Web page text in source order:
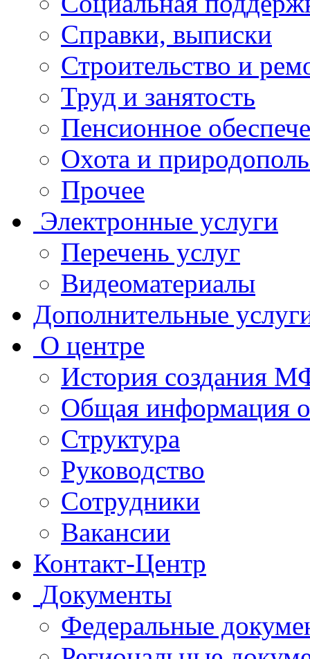
Справки, выписки
Строительство и
Труд и занятость
Пенсионное
Охота и
Прочее
Электронные услуги
Перечень услуг
Видеоматериалы
Дополнительные
О центре
История создания
Общая
Структура
Руководство
Сотрудники
Вакансии
Контакт-Центр
Документы
Федеральные